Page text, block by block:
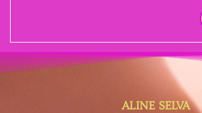
ALINE SELVA